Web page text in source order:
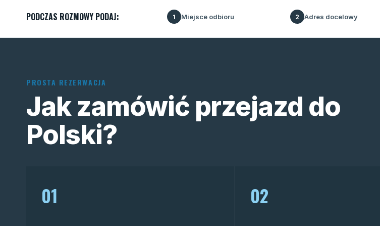
PODCZAS ROZMOWY PODAJ: 1 Miejsce odbioru 2 Adres docelowy
PROSTA REZERWACJA
Jak zamówić przejazd do
Polski?
01 02